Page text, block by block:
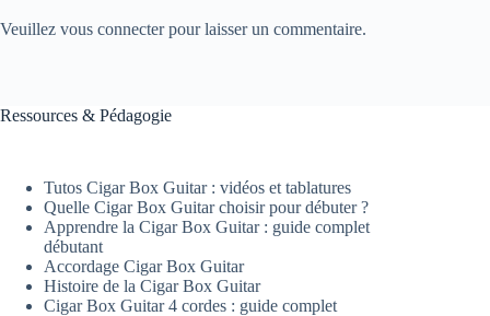
Veuillez vous connecter pour laisser un commentaire.
Ressources & Pédagogie
Tutos Cigar Box Guitar : vidéos et tablatures
Quelle Cigar Box Guitar choisir pour débuter ?
Apprendre la Cigar Box Guitar : guide complet
débutant
Accordage Cigar Box Guitar
Histoire de la Cigar Box Guitar
Cigar Box Guitar 4 cordes : guide complet